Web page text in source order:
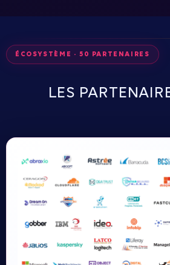
ÉCOSYSTÈME · 50 PARTENAIRES
LES